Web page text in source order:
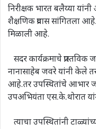
निरीक्षक भारत बलैय्या
शैक्षणिक प्रवास सांगितला
मिळाली आहे.
सदर कार्यक्रमाचे
नानासाहेब जवरे यांनी केले
आहे.तर उपस्थितांचे आभार
उपअभियंता एस.के.थोरात
त्याचा उपस्थितांनी